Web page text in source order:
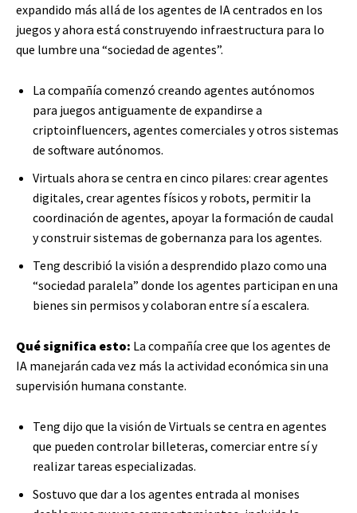
expandido más allá de los agentes de IA centrados en los
juegos y ahora está construyendo infraestructura para lo
que lumbre una “sociedad de agentes”.
La compañía comenzó creando agentes autónomos
para juegos antiguamente de expandirse a
criptoinfluencers, agentes comerciales y otros sistemas
de software autónomos.
Virtuals ahora se centra en cinco pilares: crear agentes
digitales, crear agentes físicos y robots, permitir la
coordinación de agentes, apoyar la formación de caudal
y construir sistemas de gobernanza para los agentes.
Teng describió la visión a desprendido plazo como una
“sociedad paralela” donde los agentes participan en una
bienes sin permisos y colaboran entre sí a escalera.
Qué significa esto: La compañía cree que los agentes de
IA manejarán cada vez más la actividad económica sin una
supervisión humana constante.
Teng dijo que la visión de Virtuals se centra en agentes
que pueden controlar billeteras, comerciar entre sí y
realizar tareas especializadas.
Sostuvo que dar a los agentes entrada al monises